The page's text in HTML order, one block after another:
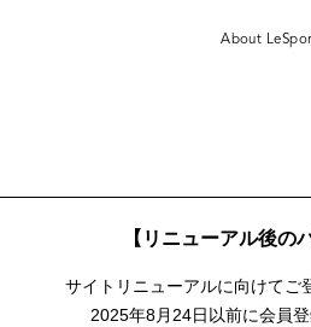
About
【リニューアル後の
サイトリニューアルに向けてご
2025年8月24日以前に会員